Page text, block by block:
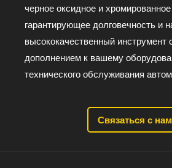
черное оксидное и
гарантирующее долговечность и
высококачественный
дополнением к вашему
технического обслуживания
Связаться с